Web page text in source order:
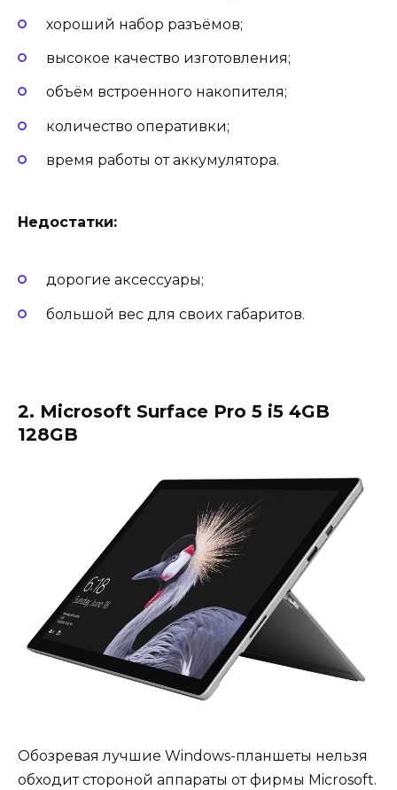
хороший набор разъёмов;
высокое качество изготовления;
объём встроенного накопителя;
количество оперативки;
время работы от аккумулятора.
Недостатки:
дорогие аксессуары;
большой вес для своих габаритов.
2. Microsoft Surface Pro 5 i5 4GB
128GB
Обозревая лучшие Windows-планшеты нельзя
обходит стороной аппараты от фирмы Microsoft.